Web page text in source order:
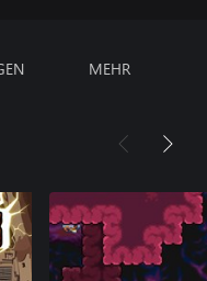
MEHR